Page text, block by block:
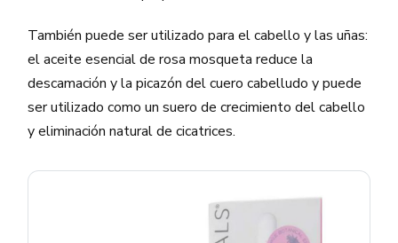
También puede ser utilizado para el cabello y las uñas:
el aceite esencial de rosa mosqueta reduce la
descamación y la picazón del cuero cabelludo y puede
ser utilizado como un suero de crecimiento del cabello
y eliminación natural de cicatrices.